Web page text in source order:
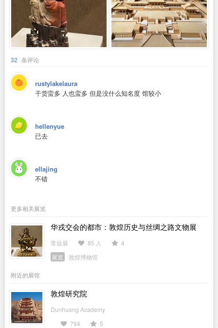
32 条评论
rustylakelaura
干货蛮多 人也蛮多 但是没什么知名度 馆较小
hellenyue
已去
ellajing
不错
更多相关展览
华戎交会的都市：敦煌历史与丝绸之路文物展
常设展 85 人
4
展览
敦煌博物馆
附近的展馆
敦煌研究院
Dunhuang Academy
794
5